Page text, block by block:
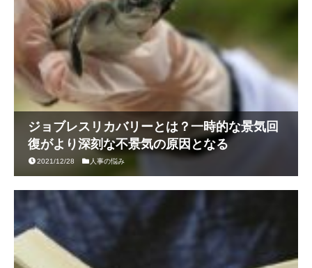
ジョブレスリカバリーとは？一時的な景気回
復がより深刻な不景気の原因となる
2021/12/28 人事の悩み